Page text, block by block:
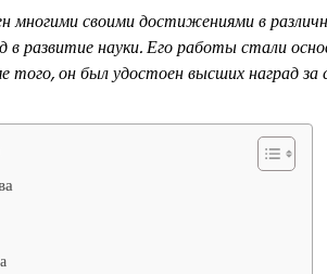
многими своими достижениями в
в развитие науки. Его работы стали
того, он был удостоен высших наград за